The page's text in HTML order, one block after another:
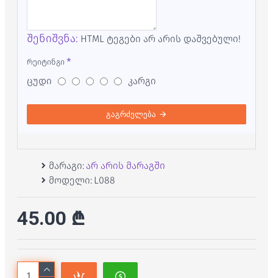
შენიშვნა: HTML ტეგები არ არის დაშვებული!
რეიტინგი
ცუდი კარგი
გაგრძელება
მარაგი: არ არის მარაგში
მოდელი: L088
45.00 ₾